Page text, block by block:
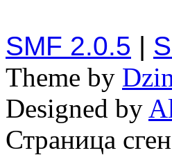
SMF 2.0.5 |
Theme by
Designed by
Страница